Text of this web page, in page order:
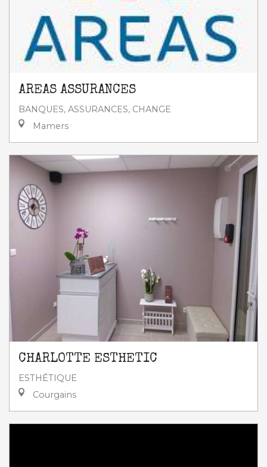
AREAS ASSURANCES
BANQUES, ASSURANCES, CHANGE
Mamers
CHARLOTTE ESTHETIC
ESTHÉTIQUE
Courgains